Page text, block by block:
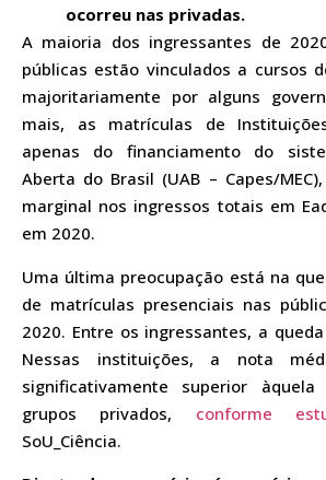
ocorreu nas privadas.
A maioria dos ingressantes de
públicas estão vinculados a cursos
majoritariamente por alguns
mais, as matrículas de
apenas do financiamento do
Aberta do Brasil (UAB – Capes/
marginal nos ingressos totais em
em 2020.
Uma última preocupação está na
de matrículas presenciais nas
2020. Entre os ingressantes, a
Nessas instituições, a nota
significativamente superior
grupos privados, conforme
SoU_Ciência.